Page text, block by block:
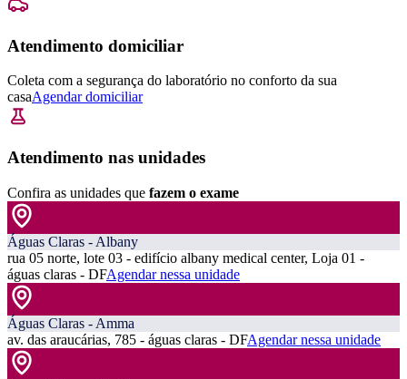
Atendimento domiciliar
Coleta com a segurança do laboratório no conforto da sua
casaAgendar domiciliar
Atendimento nas unidades
Confira as unidades que fazem o exame
Águas Claras - Albany
rua 05 norte, lote 03 - edifício albany medical center, Loja 01 -
águas claras - DFAgendar nessa unidade
Águas Claras - Amma
av. das araucárias, 785 - águas claras - DFAgendar nessa unidade